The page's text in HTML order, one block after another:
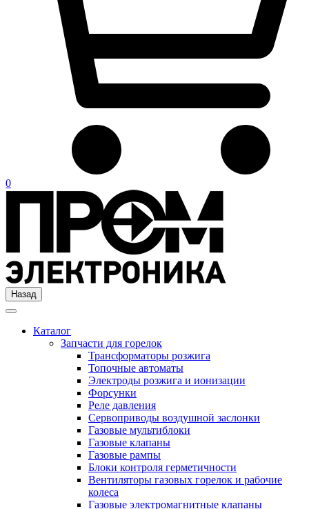
0
Назад
Каталог
Запчасти для горелок
Трансформаторы розжига
Топочные автоматы
Электроды розжига и ионизации
Форсунки
Реле давления
Сервоприводы воздушной заслонки
Газовые мультиблоки
Газовые клапаны
Газовые рампы
Блоки контроля герметичности
Вентиляторы газовых горелок и рабочие
колеса
Газовые электромагнитные клапаны